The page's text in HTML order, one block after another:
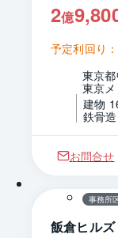
2億
予定利回り：
東京
東京
建物
鉄骨
お問合せ
事務所
飯倉ヒルズ